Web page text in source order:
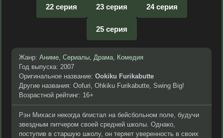
22 серия 23 серия 24 серия
25 серия
Жанр: Аниме, Сериалы, Драма, Комедия
Год выпуска: 2007
Оригинальное название: Ookiku Furikabutte
Другие названия: Oofuri, Ohkiku Furikabutte, Swing Big!
Возрастной рейтинг: 16+
Рэн Михаси некогда блистал на бейсбольном поле, будучи
звездным питчером своей средней школы. Однако,
поступив в старшую школу, он теряет уверенность в своих